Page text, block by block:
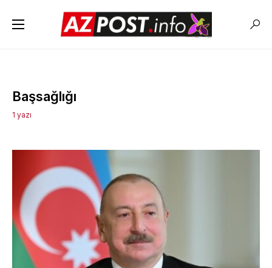
Başsağlığı
1 yazı